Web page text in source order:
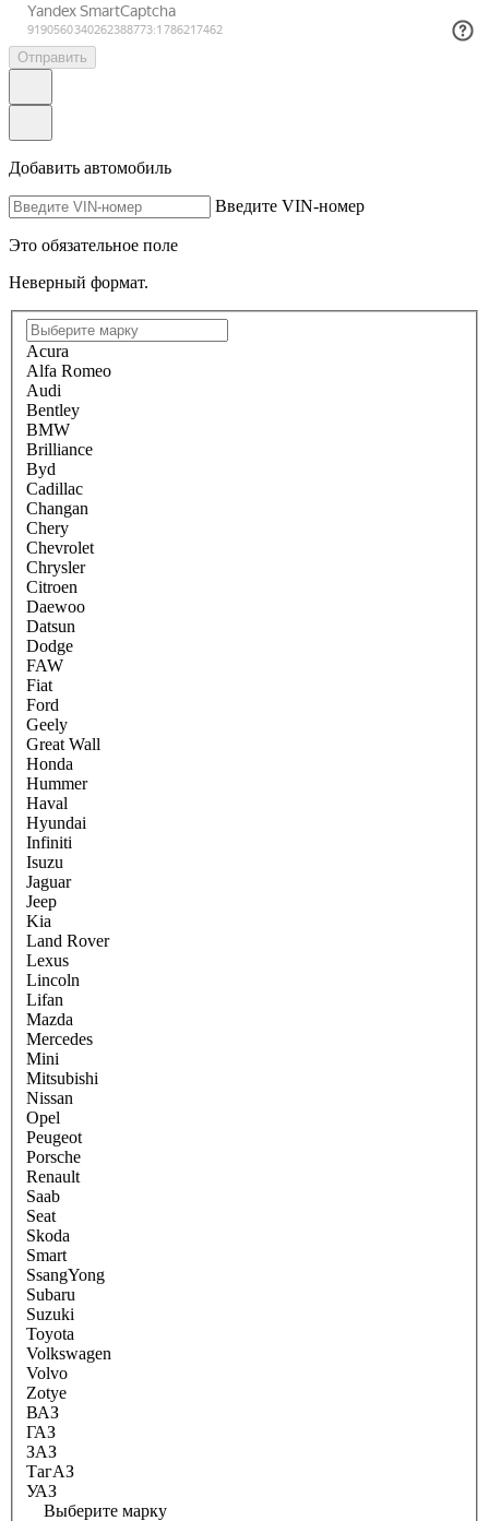
Отправить
Добавить автомобиль
Введите VIN-номер
Это обязательное поле
Неверный формат.
Acura
Alfa Romeo
Audi
Bentley
BMW
Brilliance
Byd
Cadillac
Changan
Chery
Chevrolet
Chrysler
Citroen
Daewoo
Datsun
Dodge
FAW
Fiat
Ford
Geely
Great Wall
Honda
Hummer
Haval
Hyundai
Infiniti
Isuzu
Jaguar
Jeep
Kia
Land Rover
Lexus
Lincoln
Lifan
Mazda
Mercedes
Mini
Mitsubishi
Nissan
Opel
Peugeot
Porsche
Renault
Saab
Seat
Skoda
Smart
SsangYong
Subaru
Suzuki
Toyota
Volkswagen
Volvo
Zotye
ВАЗ
ГАЗ
ЗАЗ
ТагАЗ
УАЗ
Выберите марку